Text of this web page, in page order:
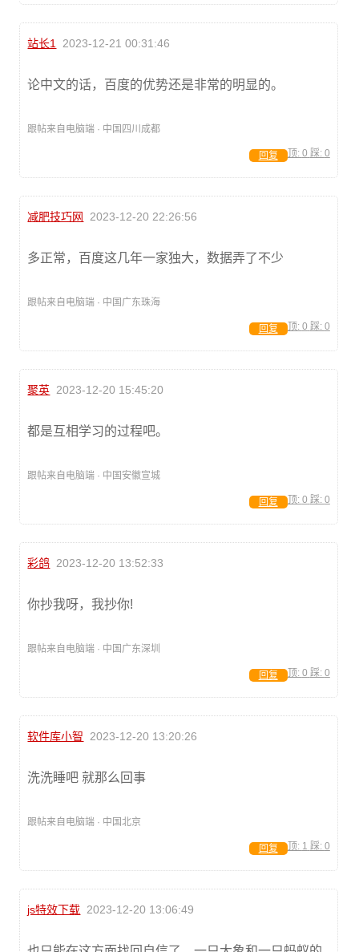
站长1 2023-12-21 00:31:46
论中文的话，百度的优势还是非常的明显的。
跟帖来自电脑端 · 中国四川成都
顶: 0 踩: 0
回复
减肥技巧网 2023-12-20 22:26:56
多正常，百度这几年一家独大，数据弄了不少
跟帖来自电脑端 · 中国广东珠海
顶: 0 踩: 0
回复
聚英 2023-12-20 15:45:20
都是互相学习的过程吧。
跟帖来自电脑端 · 中国安徽宣城
顶: 0 踩: 0
回复
彩鸽 2023-12-20 13:52:33
你抄我呀，我抄你!
跟帖来自电脑端 · 中国广东深圳
顶: 0 踩: 0
回复
软件库小智 2023-12-20 13:20:26
洗洗睡吧 就那么回事
跟帖来自电脑端 · 中国北京
顶: 1 踩: 0
回复
js特效下载 2023-12-20 13:06:49